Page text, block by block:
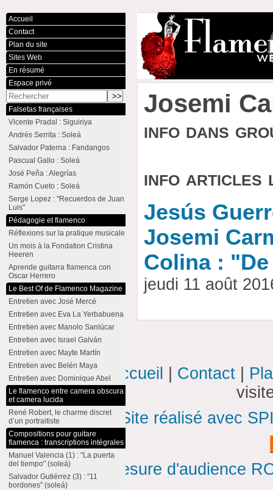
Josemi
info dans
info articles
Jesús
Josemi
Colina :
jeudi 11 août
Accueil
Contact
Plan du site
Sites Web
En résumé
Espace privé
Falsetas françaises
Vicente Pradal : Siguiriya
Andrés Serrita : Soleá
Salvador Paterna : Fandangos
Pascual Gallo : Soleá
José Peña : Alegrías
Ramón Cueto : Soleá
Serge Lopez : "Recuerdos de Juan
Luis"
Pédagogie et flamenco
Réflexions sur la pratique musicale
Un mois à la Fondation Cristina
Heeren
Aprende guitarra flamenca con
Oscar Herrero
Le Best Of de Flamenco Magazine
Entretien avec José Mercé
Entretien avec Eva La Yerbabuena
Entretien avec Manolo Sanlúcar
Entretien avec Israel Galván
Entretien avec Mayte Martín
Entretien avec Belén Maya
Entretien avec Dominique Abel
Le flamenco entre camera obscura
et camera lucida
René Robert, le charme discret
d’un portraitiste
Compositions pour guitare
flamenca : transcriptions intégrales
Manuel Valencia (1) : "La puerta
del tiempo" (soleá)
Salvador Gutiérrez (3) : "11
bordones" (soleá)
Accueil Contact
Site réalisé avec
Mesure d'audience